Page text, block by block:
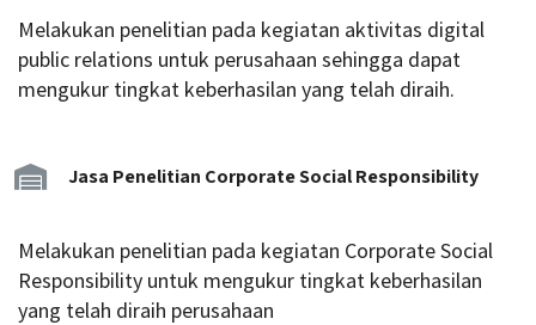
Melakukan penelitian pada kegiatan aktivitas digital
public relations untuk perusahaan sehingga dapat
mengukur tingkat keberhasilan yang telah diraih.
Jasa Penelitian Corporate Social Responsibility
Melakukan penelitian pada kegiatan Corporate Social
Responsibility untuk mengukur tingkat keberhasilan
yang telah diraih perusahaan